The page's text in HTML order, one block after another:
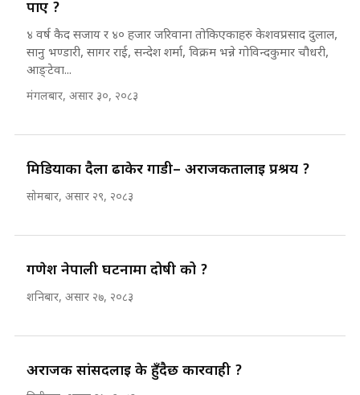
पाए ?
४ वर्ष कैद सजाय र ४० हजार जरिवाना तोकिएकाहरु केशवप्रसाद दुलाल,
सानु भण्डारी, सागर राई, सन्देश शर्मा, विक्रम भन्ने गोविन्दकुमार चौधरी,
आङ्टेवा...
मंगलबार, असार ३०, २०८३
मिडियाका दैला ढाकेर गाडी– अराजकतालाई प्रश्रय ?
सोमबार, असार २९, २०८३
गणेश नेपाली घटनामा दोषी को ?
शनिबार, असार २७, २०८३
अराजक सांसदलाई के हुँदैछ कारवाही ?